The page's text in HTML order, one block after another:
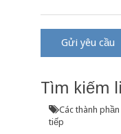
Gửi yêu cầu
Tìm kiếm
Các thành
tiếp